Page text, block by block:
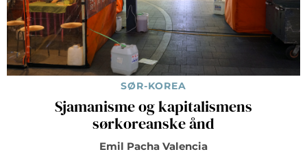
SØR-KOREA
Sjamanisme og kapitalismens
sørkoreanske ånd
Emil Pacha Valencia